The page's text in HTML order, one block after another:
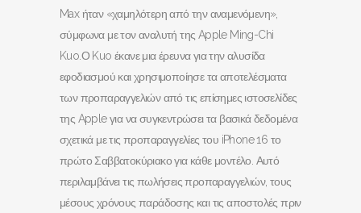
Max ήταν «χαμηλότερη από την αναμενόμενη»,
σύμφωνα με τον αναλυτή της Apple Ming-Chi
Kuo.Ο Kuo έκανε μια έρευνα για την αλυσίδα
εφοδιασμού και χρησιμοποίησε τα αποτελέσματα
των προπαραγγελιών από τις επίσημες ιστοσελίδες
της Apple για να συγκεντρώσει τα βασικά δεδομένα
σχετικά με τις προπαραγγελίες του iPhone 16 το
πρώτο Σαββατοκύριακο για κάθε μοντέλο. Αυτό
περιλαμβάνει τις πωλήσεις προπαραγγελιών, τους
μέσους χρόνους παράδοσης και τις αποστολές πριν